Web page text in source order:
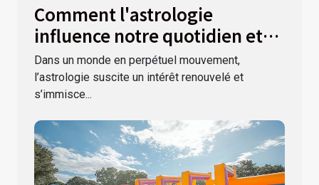
Comment l'astrologie
influence notre quotidien et
nos décisions ?
Dans un monde en perpétuel mouvement,
l’astrologie suscite un intérêt renouvelé et
s’immisce...